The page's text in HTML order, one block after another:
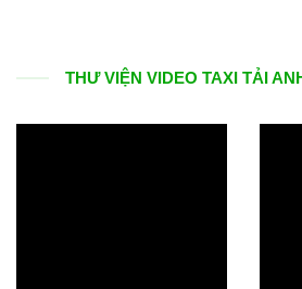
THƯ VIỆN VIDEO TAXI TẢI